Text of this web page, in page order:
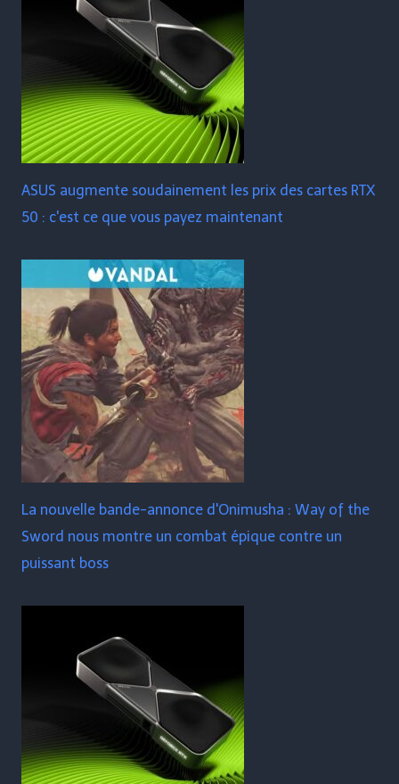
ASUS augmente soudainement les prix des cartes RTX
50 : c'est ce que vous payez maintenant
La nouvelle bande-annonce d'Onimusha : Way of the
Sword nous montre un combat épique contre un
puissant boss